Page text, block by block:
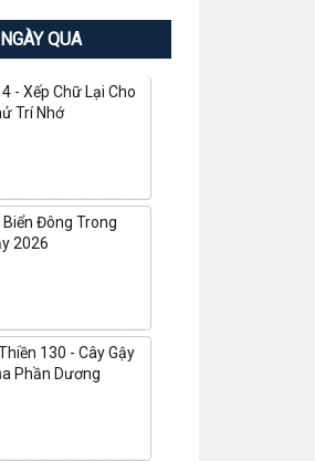
QUA
- Xếp Chữ Lại Cho
Trí Nhớ
Đông Trong
2026
130 - Cây Gậy
Phần Dương